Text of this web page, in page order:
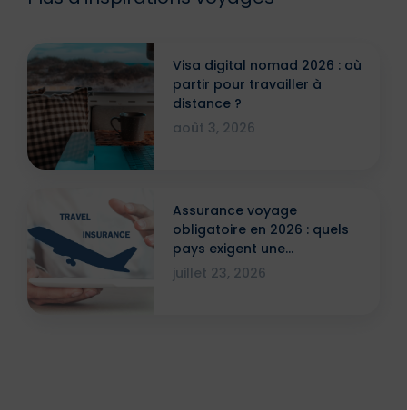
Visa digital nomad 2026 : où
partir pour travailler à
distance ?
août 3, 2026
Assurance voyage
obligatoire en 2026 : quels
pays exigent une
attestation ?
juillet 23, 2026